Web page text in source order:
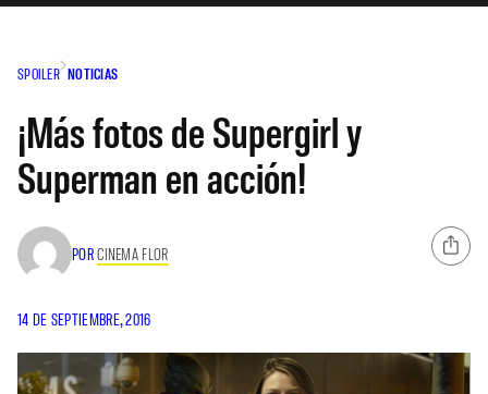
SPOILER NOTICIAS
¡Más fotos de Supergirl y
Superman en acción!
PORCINEMA FLOR
14 DE SEPTIEMBRE, 2016